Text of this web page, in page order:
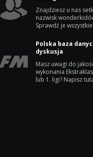
Znajdziesz u nas
nazwisk
Sprawdź je
Polska baza
dyskusja
Masz uwagi do
wykonania
lub 1. ligi? Napisz